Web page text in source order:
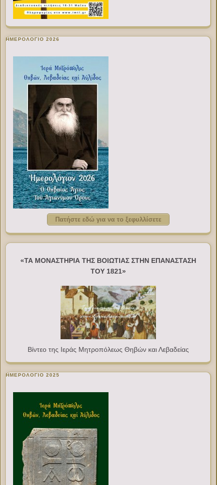
ΗΜΕΡΟΛΟΓΙΟ 2026
Πατήστε εδώ για να το ξεφυλλίσετε
«ΤΑ ΜΟΝΑΣΤΗΡΙΑ ΤΗΣ ΒΟΙΩΤΙΑΣ ΣΤΗΝ ΕΠΑΝΑΣΤΑΣΗ
ΤΟΥ 1821»
Βίντεο της Ιεράς Μητροπόλεως Θηβών και Λεβαδείας
ΗΜΕΡΟΛΟΓΙΟ 2025